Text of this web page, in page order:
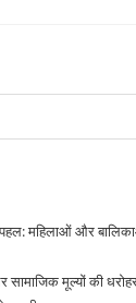
महिलाओं और
सामाजिक मूल्यों की